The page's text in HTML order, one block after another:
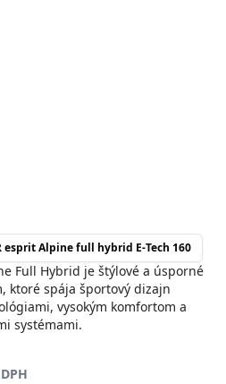
esprit Alpine full hybrid E-Tech 160
Full Hybrid je štýlové a úsporné
ktoré spája športový dizajn
vysokým komfortom a
systémami.